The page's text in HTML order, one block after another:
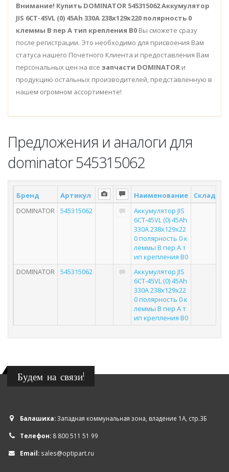
Внимание! Купить DOMINATOR 545315062 Аккумулятор
JIS 6СТ-45VL (0) 45Ah 330A 238x129x220 полярность 0
клеммы B пер А тип крепления В0 Вы сможете сразу
после регистрации. Это необходимо для присвоения Вам
статуса нашего Почетного Клиента и предоставления Вам
персональных цен на все запчасти DOMINATOR и
продукцию остальных производителей, представленную в
нашем огромном ассортименте!
Предложения и аналоги для
dominator 545315062
Бренд Артикул Наименование Склад *
DOMINATOR
545315062
Аккумулятор JIS
6СТ-45VL (0) 45Ah
330A 238x129x22
0 полярность 0 к
леммы B пер А т
ип крепления В0
DOMINATOR
545315062
Аккумулятор JIS
6СТ-45VL (0) 45Ah
330A 238x129x22
0 полярность 0 к
леммы B пер А т
ип крепления В0
Будем на связи!
Балашиха:Западная коммунальная зона, владение 1А, стр.3Б
Телефон: 8 800 511 51 99
Email: sales@optipart.ru